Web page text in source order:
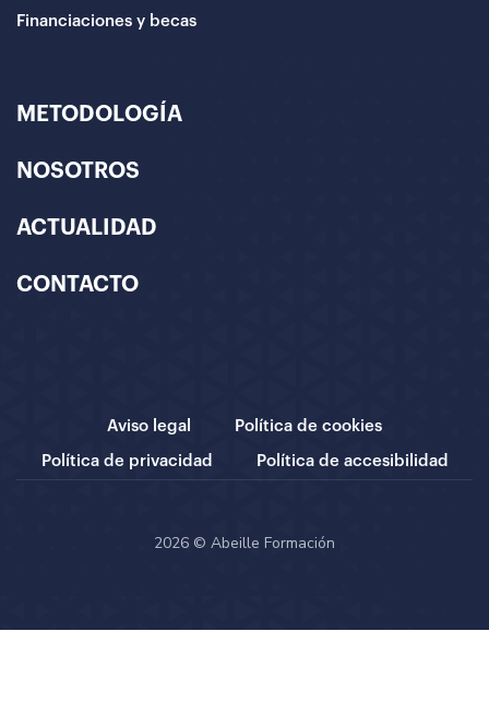
Financiaciones y becas
METODOLOGÍA
NOSOTROS
ACTUALIDAD
CONTACTO
Aviso legal Política de cookies
Política de privacidad Política de accesibilidad
2026 © Abeille Formación